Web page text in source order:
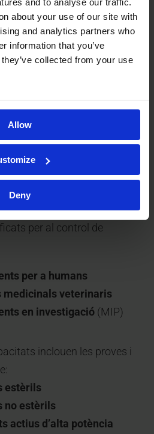
about your use of our site with
and analytics partners who
information that you’ve
collected from your use
Allow
Deny
per
serveis d’importació
de qualitat, anàlisi de
lots:
Persones
i som importadors i
per al control de
per a humans
medicinals veterinaris
en investigació (MIP)
inclouen les proves i
estèrils
no estèrils
actius d’alta potència